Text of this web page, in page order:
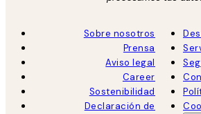
Sobre nosotros
Prensa
Aviso legal
Career
Sostenibilidad
Declaración de